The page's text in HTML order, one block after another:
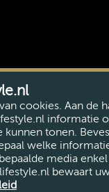
cookies. Aan de
informatie
kunnen tonen.
welke
media
bewaart